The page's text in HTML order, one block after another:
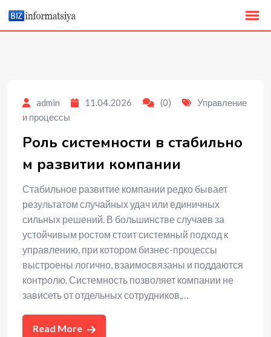
content
admin 11.04.2026 (0)
Управление
и процессы
Роль системности в стабильно
м развитии компании
Стабильное развитие компании редко бывает
результатом случайных удач или единичных
сильных решений. В большинстве случаев за
устойчивым ростом стоит системный подход к
управлению, при котором бизнес-процессы
выстроены логично, взаимосвязаны и поддаются
контролю. Системность позволяет компании не
зависеть от отдельных сотрудников,…
Read More